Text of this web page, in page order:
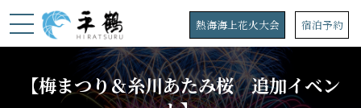
ン
ビ
熱海海上花火大会 宿泊予約
【梅まつり＆糸川あたみ桜 追加イベン